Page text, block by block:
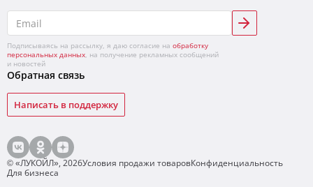
Подписываясь на рассылку, я даю согласие на обработку
персональных данных, на получение рекламных сообщений
и новостей
Обратная связь
Написать в поддержку
© «ЛУКОЙЛ», 2026Условия продажи товаровКонфиденциальность
Для бизнеса